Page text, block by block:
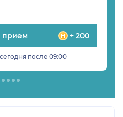
прием + 200
после 09:00